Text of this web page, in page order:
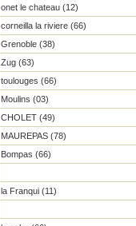
onet le chateau (12)
corneilla la riviere (66)
Grenoble (38)
Zug (63)
toulouges (66)
Moulins (03)
CHOLET (49)
MAUREPAS (78)
Bompas (66)
la Franqui (11)